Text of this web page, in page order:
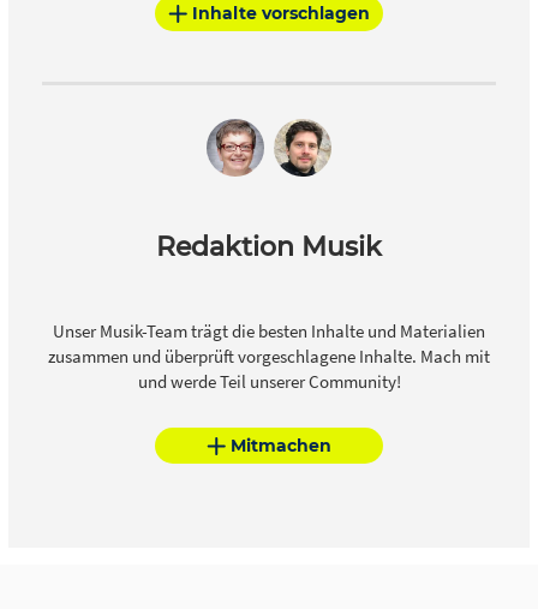
Inhalte vorschlagen
Redaktion Musik
Unser Musik-Team trägt die besten Inhalte und Materialien
zusammen und überprüft vorgeschlagene Inhalte. Mach mit
und werde Teil unserer Community!
Mitmachen